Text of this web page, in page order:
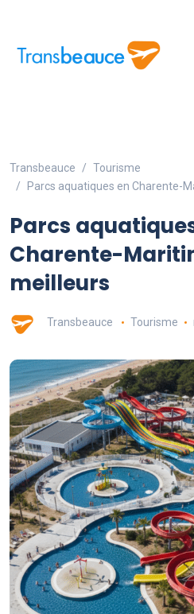
Transbeauce
Tourisme
Parcs aquatiques en Charente-
Parcs
Charente-
meilleurs
Transbeauce Tourisme